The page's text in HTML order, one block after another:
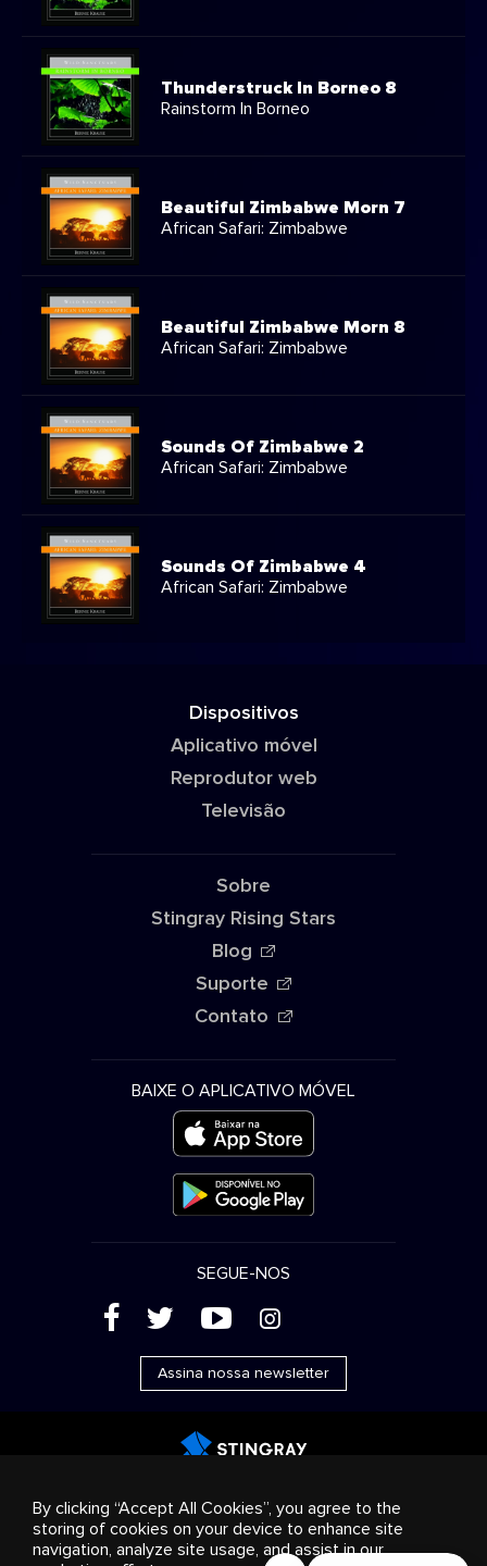
Thunderstruck In Borneo 8
Rainstorm In Borneo
Beautiful Zimbabwe Morn 7
African Safari: Zimbabwe
Beautiful Zimbabwe Morn 8
African Safari: Zimbabwe
Sounds Of Zimbabwe 2
African Safari: Zimbabwe
Sounds Of Zimbabwe 4
African Safari: Zimbabwe
Dispositivos
Aplicativo móvel
Reprodutor web
Televisão
Sobre
Stingray Rising Stars
Blog
Suporte
Contato
BAIXE O APLICATIVO MÓVEL
SEGUE-NOS
( ' + &
Assina nossa newsletter
consumo
Soluções empresariais Rádio
Sobre nós
Cookies settings
By clicking “Accept All Cookies”, you agree to the
storing of cookies on your device to enhance site
navigation, analyze site usage, and assist in our